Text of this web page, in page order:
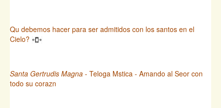
Qu debemos hacer para ser admitidos con los santos en el
Cielo?
Santa Gertrudis Magna - Teloga Mstica - Amando al Seor con
todo su corazn